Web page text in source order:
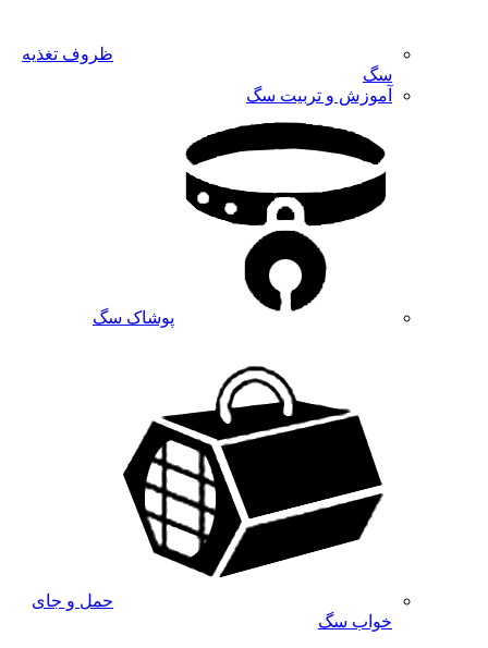
ظروف تغذیه
سگ
آموزش و تربیت سگ
پوشاک سگ
حمل و جای
خواب سگ